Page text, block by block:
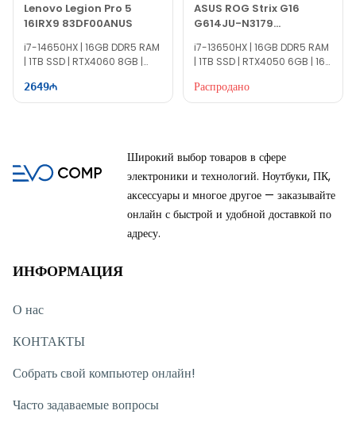
Lenovo Legion Pro 5
16IRX9 83DF00ANUS
i7-14650HX | 16GB DDR5 RAM
| 1TB SSD | RTX4060 8GB |
DS2895
2649
ASUS ROG Strix G16
G614JU-N3179
90NR0CC1-M00Z50
i7-13650HX | 16GB DDR5 RAM
| 1TB SSD | RTX4050 6GB | 16"
Распродано
Широкий выбор товаров в сфере
электроники и технологий. Ноутбуки, ПК,
аксессуары и многое другое — заказывайте
онлайн с быстрой и удобной доставкой по
адресу.
ИНФОРМАЦИЯ
О нас
КОНТАКТЫ
Собрать свой компьютер онлайн!
Часто задаваемые вопросы